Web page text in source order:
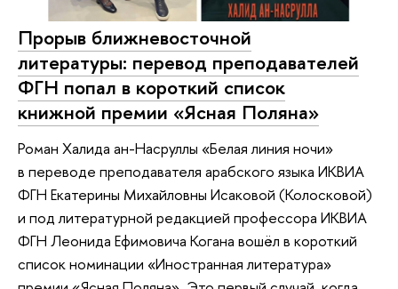
Прорыв ближневосточной
литературы: перевод преподавателей
ФГН попал в короткий список
книжной премии «Ясная Поляна»
Роман Халида ан-Насруллы «Белая линия ночи»
в переводе преподавателя арабского языка ИКВИА
ФГН Екатерины Михайловны Исаковой (Колосковой)
и под литературной редакцией профессора ИКВИА
ФГН Леонида Ефимовича Когана вошёл в короткий
список номинации «Иностранная литература»